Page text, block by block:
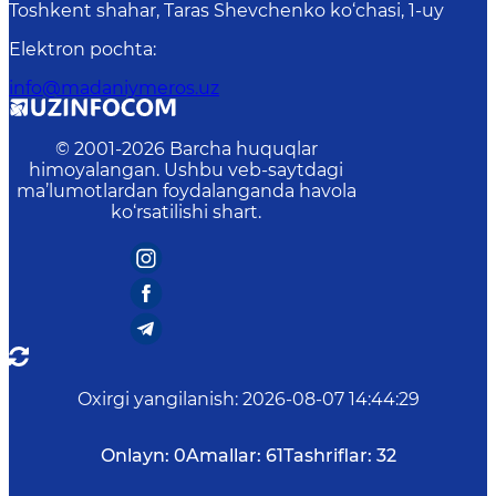
Toshkent shahar, Taras Shevchenko ko‘chasi, 1-uy
Elektron pochta:
info@madaniymeros.uz
© 2001-2026 Barcha huquqlar
himoyalangan. Ushbu veb-saytdagi
ma’lumotlardan foydalanganda havola
ko‘rsatilishi shart.
Oxirgi yangilanish: 2026-08-07 14:44:29
Onlayn: 0Amallar: 61Tashriflar: 32